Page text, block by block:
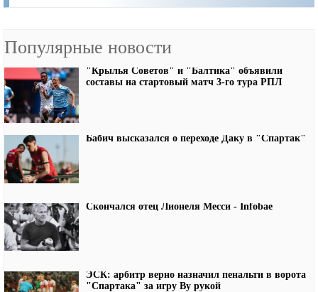
Популярные новости
"Крылья Советов" и "Балтика" объявили
составы на стартовый матч 3-го тура РПЛ
Бабич высказался о переходе Даку в "Спартак"
Скончался отец Лионеля Месси - Infobae
ЭСК: арбитр верно назначил пенальти в ворота
"Спартака" за игру Ву рукой